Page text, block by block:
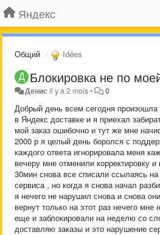
Яндекс
Общий Idées
Блокировка не по
Денис il y a 2 mois• 0
Добрый день всем сегодня произошла
в Яндекс доставке и я приехал
мой заказ ошибочно и тут же мне
2000 р я целый день боролся с
каждого ответа игнорировала меня
вечеру мне отменили корректировку
30мин снова все списали ссылаясь
сервиса , но когда я снова начал
я нечего не нарушил снова и снова
вернут только на этот раз нечего мне
еще и заблокировали на неделю со
доставляю заказы и это нарушение